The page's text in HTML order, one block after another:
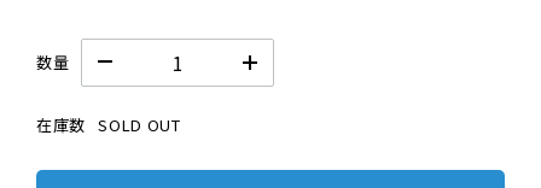
数量
在庫数 SOLD OUT